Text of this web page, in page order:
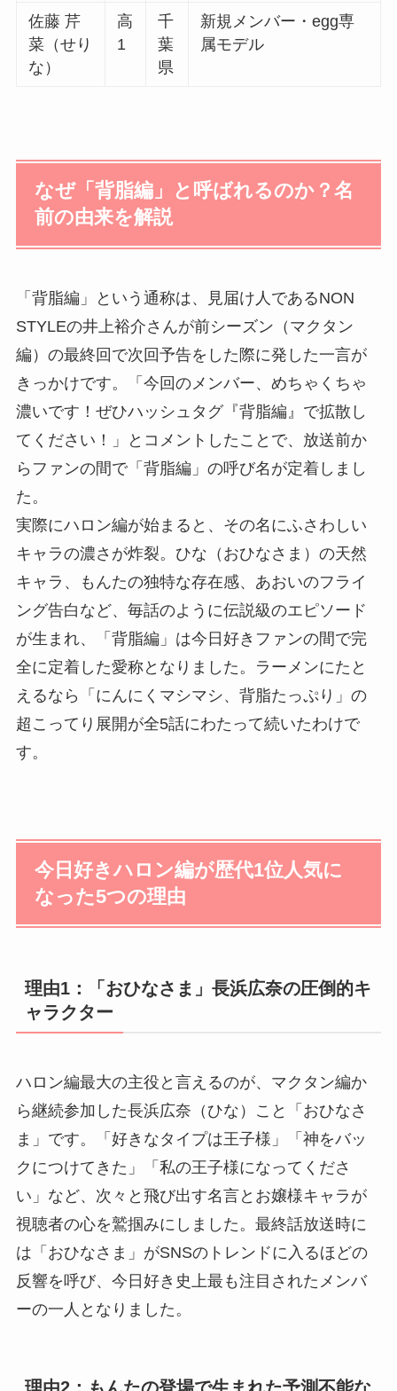
佐藤 芹
菜（せり
な）
高
1
千
葉
県
新規メンバー・egg専
属モデル
なぜ「背脂編」と呼ばれるのか？名
前の由来を解説
「背脂編」という通称は、見届け人であるNON
STYLEの井上裕介さんが前シーズン（マクタン
編）の最終回で次回予告をした際に発した一言が
きっかけです。「今回のメンバー、めちゃくちゃ
濃いです！ぜひハッシュタグ『背脂編』で拡散し
てください！」とコメントしたことで、放送前か
らファンの間で「背脂編」の呼び名が定着しまし
た。
実際にハロン編が始まると、その名にふさわしい
キャラの濃さが炸裂。ひな（おひなさま）の天然
キャラ、もんたの独特な存在感、あおいのフライ
ング告白など、毎話のように伝説級のエピソード
が生まれ、「背脂編」は今日好きファンの間で完
全に定着した愛称となりました。ラーメンにたと
えるなら「にんにくマシマシ、背脂たっぷり」の
超こってり展開が全5話にわたって続いたわけで
す。
今日好きハロン編が歴代1位人気に
なった5つの理由
理由1：「おひなさま」長浜広奈の圧倒的キ
ャラクター
ハロン編最大の主役と言えるのが、マクタン編か
ら継続参加した長浜広奈（ひな）こと「おひなさ
ま」です。「好きなタイプは王子様」「神をバッ
クにつけてきた」「私の王子様になってくださ
い」など、次々と飛び出す名言とお嬢様キャラが
視聴者の心を鷲掴みにしました。最終話放送時に
は「おひなさま」がSNSのトレンドに入るほどの
反響を呼び、今日好き史上最も注目されたメンバ
ーの一人となりました。